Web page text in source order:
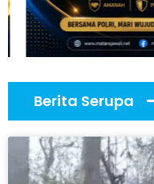
Berita Serupa